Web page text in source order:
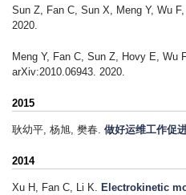
Sun Z, Fan C, Sun X, Meng Y, Wu
2020.
Meng Y, Fan C, Sun Z, Hovy E, Wu
arXiv:2010.06943. 2020.
2015
耿幼平, 杨旭, 樊春 做好运维工作促
2014
Xu H, Fan C, Li K Electrokinetic